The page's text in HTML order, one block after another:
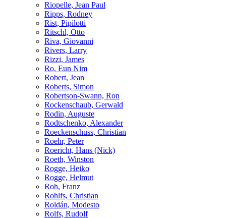
Riopelle, Jean Paul
Ripps, Rodney
Rist, Pipilotti
Ritschl, Otto
Riva, Giovanni
Rivers, Larry
Rizzi, James
Ro, Eun Nim
Robert, Jean
Roberts, Simon
Robertson-Swann, Ron
Rockenschaub, Gerwald
Rodin, Auguste
Rodtschenko, Alexander
Roeckenschuss, Christian
Roehr, Peter
Roericht, Hans (Nick)
Roeth, Winston
Rogge, Heiko
Rogge, Helmut
Roh, Franz
Rohlfs, Christian
Roldán, Modesto
Rolfs, Rudolf